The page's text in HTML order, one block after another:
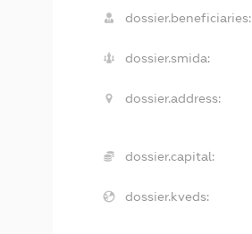
dossier.beneficiaries:
dossier.smida:
dossier.address:
dossier.capital:
dossier.kveds: